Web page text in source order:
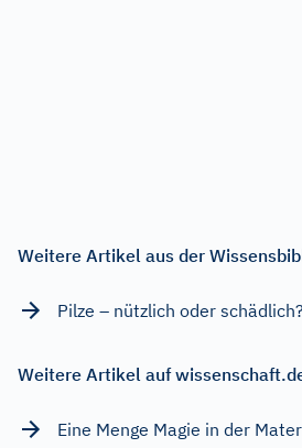
Weitere Artikel aus der
Pilze – nützlich oder schädlich?
Weitere Artikel auf
Eine Menge Magie in der